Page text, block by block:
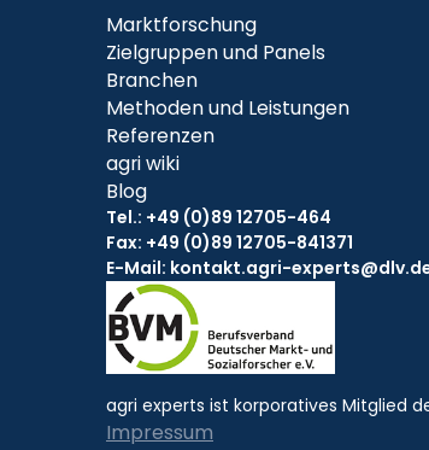
Marktforschung
Zielgruppen und Panels
Branchen
Methoden und Leistungen
Referenzen
agri wiki
Blog
Tel.: +49 (0)89 12705-464
Fax: +49 (0)89 12705-841371
E-Mail: kontakt.agri-
agri experts ist korporatives Mitglied
Impressum